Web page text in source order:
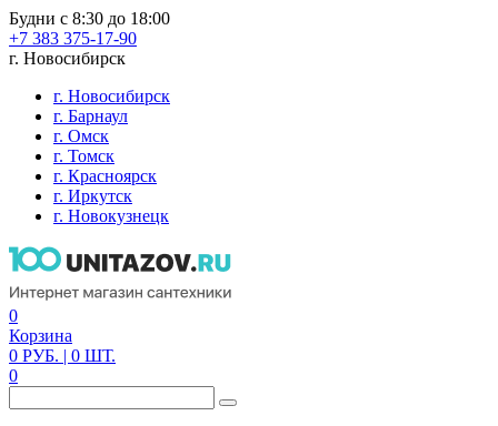
Будни с 8:30 до 18:00
+7 383 375-17-90
г. Новосибирск
г. Новосибирск
г. Барнаул
г. Омск
г. Томск
г. Красноярск
г. Иркутск
г. Новокузнецк
0
Корзина
0 РУБ. | 0 ШТ.
0